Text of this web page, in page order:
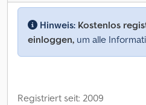
Hinweis: Kostenlos
einloggen, um alle
Registriert seit: 2009